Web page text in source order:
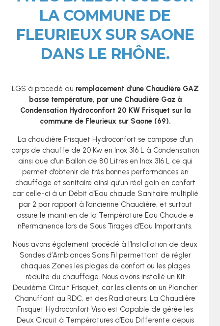
LA COMMUNE DE
FLEURIEUX SUR SAONE
DANS LE RHÔNE.
LGS à procedé au remplacement d’une Chaudière GAZ
basse température, par une Chaudière Gaz à
Condensation Hydroconfort 20 KW Frisquet sur la
commune de Fleurieux sur Saone (69).
La chaudière Frisquet Hydroconfort se compose d’un
corps de chauffe de 20 Kw en Inox 316 L à Condensation
ainsi que d’un Ballon de 80 Litres en Inox 316 L ce qui
permet d’obtenir de très bonnes performances en
chauffage et sanitaire ainsi qu’un réel gain en confort
car celle-ci à un Débit d’Eau chaude Sanitaire multiplié
par 2 par rapport à l’ancienne Chaudière, et surtout
assure le maintien de la Température Eau Chaude e
nPermanence lors de Sous Tirages d’Eau Importants.
Nous avons également procédé à l’Installation de deux
Sondes d’Ambiances Sans Fil permettant de régler
chaques Zones les plages de confort ou les plages
réduite du chauffage. Nous avons installé un Kit
Deuxième Circuit Frisquet, car les clients on un Plancher
Chanuffant au RDC, et des Radiateurs. La Chaudière
Frisquet Hydroconfort Visio est Capable de gérée les
Deux Circuit à Températures d’Eau Differente depuis